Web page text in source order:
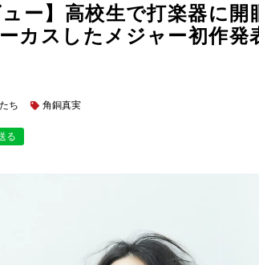
ュー】高校生で打楽器に
カスしたメジャー初作発
ち 角銅真実
る